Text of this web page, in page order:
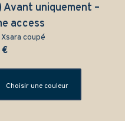
Avant uniquement –
access
coupé
€
Choisir une couleur